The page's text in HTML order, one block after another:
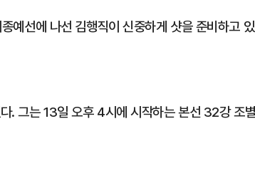
예선에 나선 김행직이 신중하게 샷을 준비하고 있
. 그는 13일 오후 4시에 시작하는 본선 32강 조